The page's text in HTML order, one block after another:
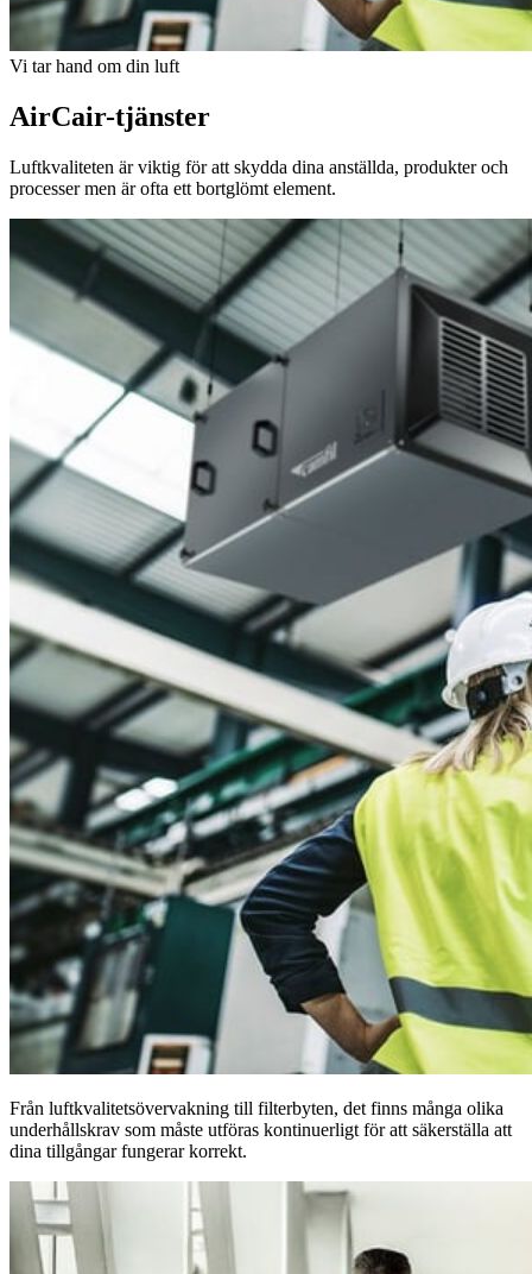
Vi tar hand om din luft
AirCair-tjänster
Luftkvaliteten är viktig för att skydda dina anställda, produkter och
processer men är ofta ett bortglömt element.
Från luftkvalitetsövervakning till filterbyten, det finns många olika
underhållskrav som måste utföras kontinuerligt för att säkerställa att
dina tillgångar fungerar korrekt.